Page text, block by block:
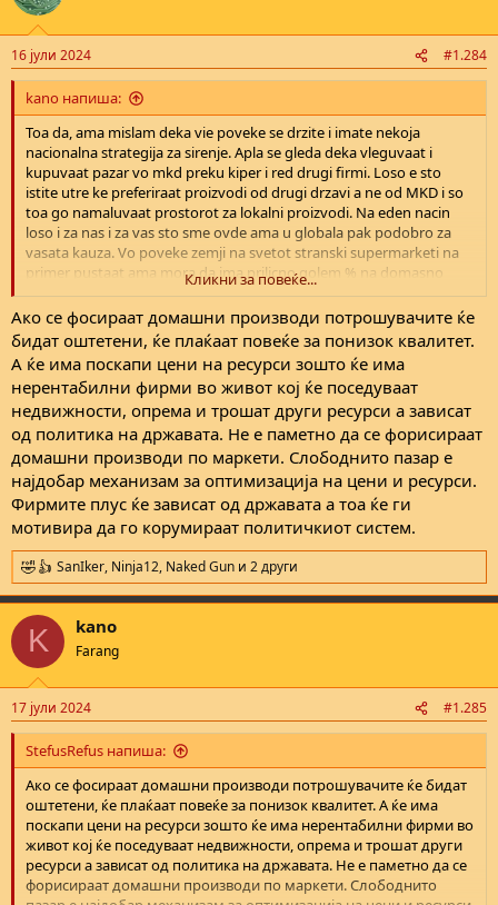
16 јули 2024 #1.284
kano напиша:
Toa da, ama mislam deka vie poveke se drzite i imate nekoja
nacionalna strategija za sirenje. Apla se gleda deka vleguvaat i
kupuvaat pazar vo mkd preku kiper i red drugi firmi. Loso e sto
istite utre ke preferiraat proizvodi od drugi drzavi a ne od MKD i so
toa go namaluvaat prostorot za lokalni proizvodi. Na eden nacin
loso i za nas i za vas sto sme ovde ama u globala pak podobro za
vasata kauza. Vo poveke zemji na svetot stranski supermarketi na
primer pustaat ama mora da ima prilicno golem % na domasno
proizvedena roba na nivnite polici, vo AUS toj procent e 80%.
Кликни за повеќе...
Aко се фосираат домашни производи потрошувачите ќе
бидат оштетени, ќе плаќаат повеќе за понизок квалитет.
А ќе има поскапи цени на ресурси зошто ќе има
нерентабилни фирми во живот кој ќе поседуваат
недвижности, опрема и трошат други ресурси а зависат
од политика на државата. Не е паметно да се форисираат
домашни производи по маркети. Слободнито пазар е
најдобар механизам за оптимизација на цени и ресурси.
Фирмите плус ќе зависат од државата а тоа ќе ги
мотивира да го корумираат политичкиот систем.
R
e
a
c
i
s
:
SanIker, Ninja12, Naked Gun и 2 други
K kano
Farang
17 јули 2024 #1.285
StefusRefus напиша:
Aко се фосираат домашни производи потрошувачите ќе бидат
оштетени, ќе плаќаат повеќе за понизок квалитет. А ќе има
поскапи цени на ресурси зошто ќе има нерентабилни фирми во
живот кој ќе поседуваат недвижности, опрема и трошат други
ресурси а зависат од политика на државата. Не е паметно да се
форисираат домашни производи по маркети. Слободнито